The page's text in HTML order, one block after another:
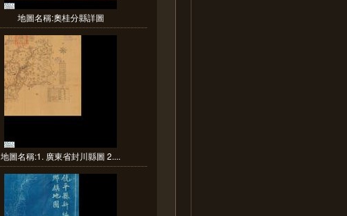
地圖名稱:奧桂分縣詳圖
地圖名稱:1. 廣東省封川縣圖 2....